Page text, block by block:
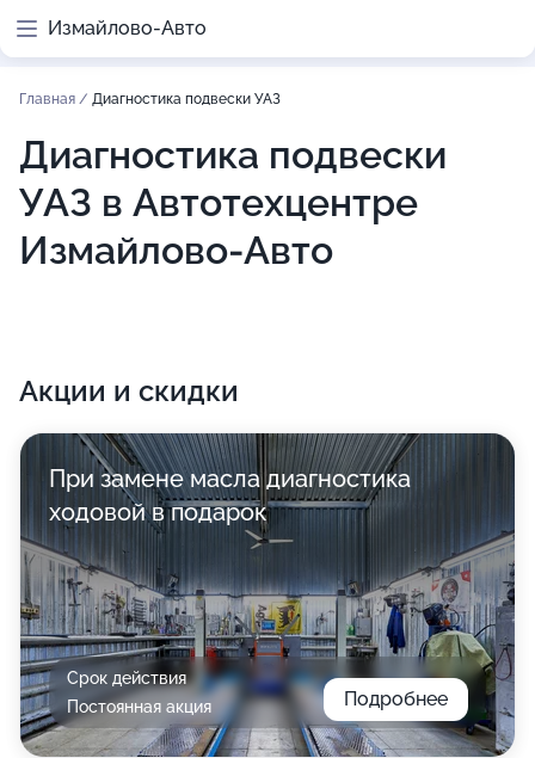
Измайлово-Авто
Главная / Диагностика подвески УАЗ
Диагностика подвески
УАЗ в Автотехцентре
Измайлово-Авто
Акции и скидки
При замене масла диагностика
ходовой в подарок
Срок действия
Постоянная акция
Подробнее